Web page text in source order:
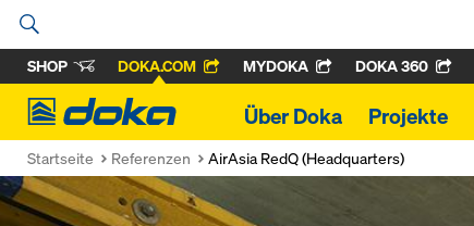
SHOP DOKA.COM MYDOKA DOKA 360
Doka
Über Doka Projekte
Startseite Referenzen AirAsia RedQ (Headquarters)